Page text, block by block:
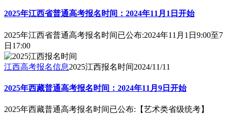
2025年江西省普通高考报名时间：2024年11月1日开始
2025年江西省普通高考报名时间已公布:2024年11月1日9:00至7
日17:00
江西高考报名信息2025江西报名时间2024/11/11
2025年西藏普通高考报名时间：2024年11月9日开始
2025年西藏普通高考报名时间已公布:【艺术类省级统考】